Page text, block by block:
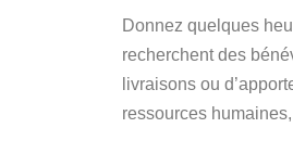
Donnez quelques
recherchent des
livraisons ou
ressources